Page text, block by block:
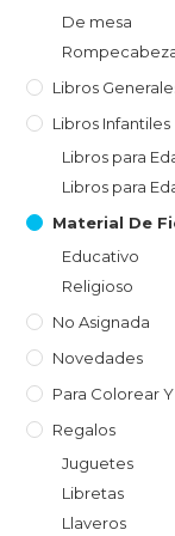
De mesa
Libros
Libros Infantiles
Libros para
Libros para
Material De
Educativo
Religioso
No Asignada
Novedades
Para Colorear
Regalos
Juguetes
Libretas
Llaveros